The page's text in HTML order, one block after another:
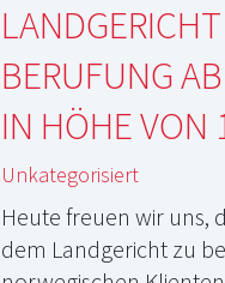
BERUFUNG
IN HÖHE VON
Unkategorisiert
Heute freuen wir uns,
dem Landgericht zu